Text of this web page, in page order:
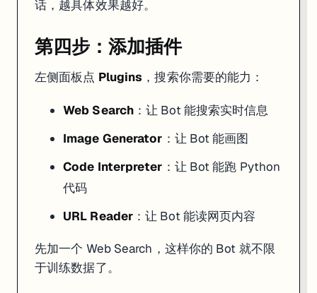
话，越具体效果越好。
第四步：添加插件
左侧面板点 Plugins ，搜索你需要的能力：
Web Search ：让 Bot 能搜索实时信息
Image Generator ：让 Bot 能画图
Code Interpreter ：让 Bot 能跑 Python
代码
URL Reader ：让 Bot 能读网页内容
先加一个 Web Search，这样你的 Bot 就不限
于训练数据了。